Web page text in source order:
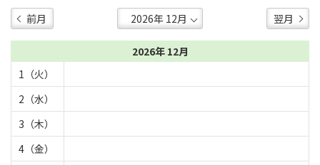
前月 翌月
2026年 12月
1（火）
2（水）
3（木）
4（金）